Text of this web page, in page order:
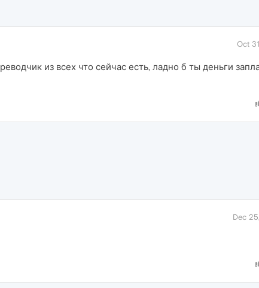
Oct
из всех что сейчас есть, ладно б ты деньги
Dec